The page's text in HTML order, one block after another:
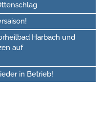
Harbach und
auf
in Betrieb!